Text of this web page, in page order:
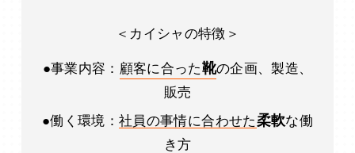
＜カイシャの特徴＞
●事業内容： 顧客に合った靴の企画、製造、
販売
●働く環境：社員の事情に合わせた柔軟な働
き方